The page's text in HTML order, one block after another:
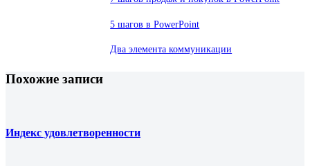
5 шагов в PowerPoint
Два элемента коммуникации
Похожие записи
Индекс удовлетворенности